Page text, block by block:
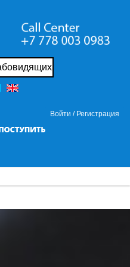
Войти / Регистрация